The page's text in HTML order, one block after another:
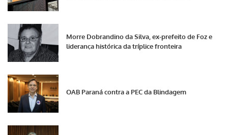
Morre Dobrandino da Silva, ex-prefeito de Foz e
liderança histórica da tríplice fronteira
OAB Paraná contra a PEC da Blindagem